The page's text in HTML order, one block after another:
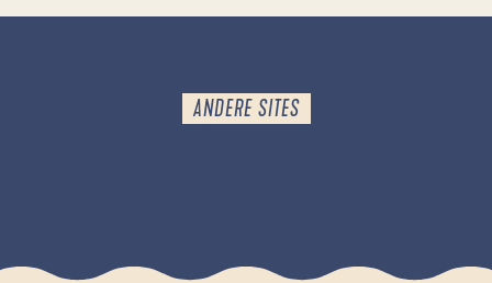
ANDERE SITES